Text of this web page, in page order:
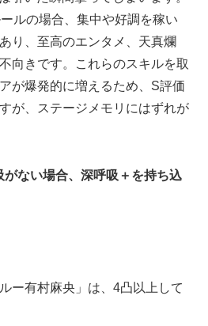
ルの場合、集中や好調を稼い
り、至高のエンタメ、天真爛
向きです。これらのスキルを取
が爆発的に増えるため、S評価
が、ステージメモリにはずれが
がない場合、深呼吸＋を持ち込
ー有村麻央」は、4凸以上して